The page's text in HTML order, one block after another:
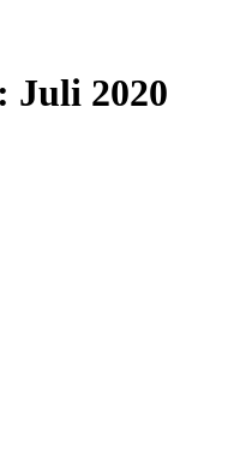
Juli 2020